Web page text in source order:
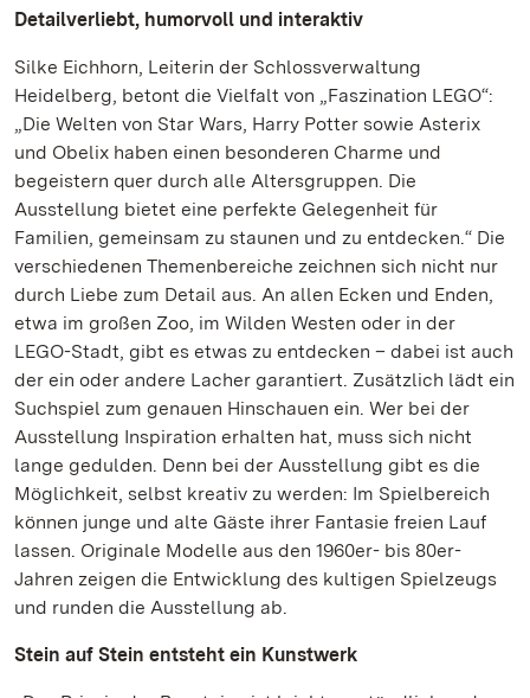
Detailverliebt, humorvoll und interaktiv
Silke Eichhorn, Leiterin der Schlossverwaltung
Heidelberg, betont die Vielfalt von „Faszination LEGO“:
„Die Welten von Star Wars, Harry Potter sowie Asterix
und Obelix haben einen besonderen Charme und
begeistern quer durch alle Altersgruppen. Die
Ausstellung bietet eine perfekte Gelegenheit für
Familien, gemeinsam zu staunen und zu entdecken.“ Die
verschiedenen Themenbereiche zeichnen sich nicht nur
durch Liebe zum Detail aus. An allen Ecken und Enden,
etwa im großen Zoo, im Wilden Westen oder in der
LEGO-Stadt, gibt es etwas zu entdecken – dabei ist auch
der ein oder andere Lacher garantiert. Zusätzlich lädt ein
Suchspiel zum genauen Hinschauen ein. Wer bei der
Ausstellung Inspiration erhalten hat, muss sich nicht
lange gedulden. Denn bei der Ausstellung gibt es die
Möglichkeit, selbst kreativ zu werden: Im Spielbereich
können junge und alte Gäste ihrer Fantasie freien Lauf
lassen. Originale Modelle aus den 1960er- bis 80er-
Jahren zeigen die Entwicklung des kultigen Spielzeugs
und runden die Ausstellung ab.
Stein auf Stein entsteht ein Kunstwerk